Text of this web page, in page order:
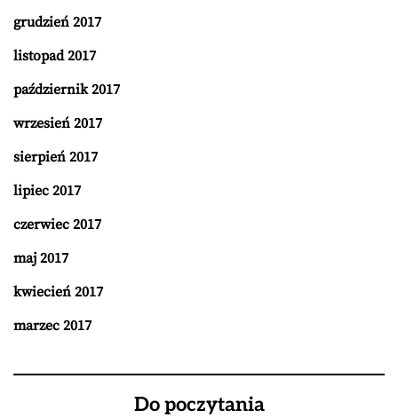
grudzień 2017
listopad 2017
październik 2017
wrzesień 2017
sierpień 2017
lipiec 2017
czerwiec 2017
maj 2017
kwiecień 2017
marzec 2017
Do poczytania